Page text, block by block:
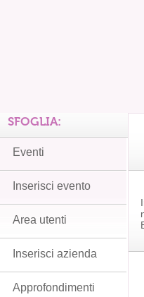
SFOGLIA:
Eventi
Inserisci evento
Area utenti
Inserisci azienda
Approfondimenti